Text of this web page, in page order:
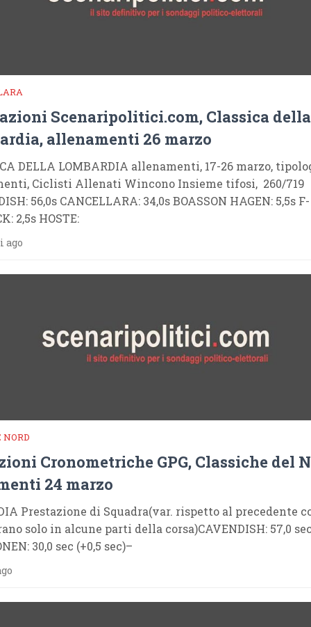
Scenaripolitici.com, Classica della
allenamenti 26 marzo
DELLA LOMBARDIA allenamenti, 17-26 marzo,
Ciclisti Allenati Wincono Insieme tifosi, 260/719
56,0s CANCELLARA: 34,0s BOASSON HAGEN: 5,5s F-
2,5s HOSTE:
ago
Cronometriche GPG, Classiche del
24 marzo
Prestazione di Squadra(var. rispetto al precedente
solo in alcune parti della corsa)CAVENDISH: 57,0
30,0 sec (+0,5 sec)–